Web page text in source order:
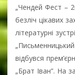
„Чендей Фест –
безліч цікавих
літературні
відбувся
„Брат Іван”. На